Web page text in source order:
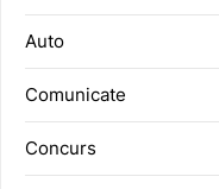
Auto
Comunicate
Concurs